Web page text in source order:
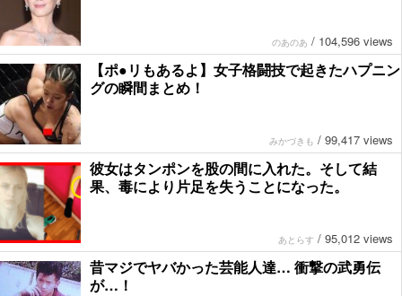
のあのあ / 104,596 views
【ポ●リもあるよ】女子格闘技で起きたハプニン
グの瞬間まとめ！
みかづきも / 99,417 views
彼女はタンポンを股の間に入れた。そして結
果、毒により片足を失うことになった。
あとらす / 95,012 views
昔マジでヤバかった芸能人達… 衝撃の武勇伝
が…！